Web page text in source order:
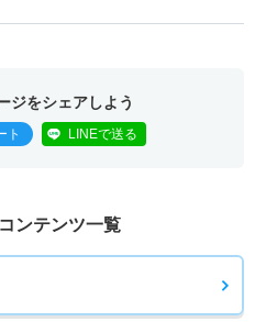
ジをシェアしよう
ト LINEで送る
ンテンツ一覧